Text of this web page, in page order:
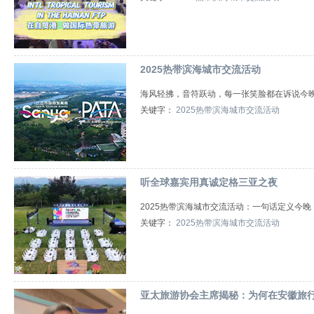
2025热带滨海城市交流活动
海风轻拂，音符跃动，每一张笑脸都在诉说今
关键字： 2025热带滨海城市交流活动
听全球嘉宾用真诚定格三亚之夜
2025热带滨海城市交流活动：一句话定义今
关键字： 2025热带滨海城市交流活动
亚太旅游协会主席揭秘：为何在安徽旅